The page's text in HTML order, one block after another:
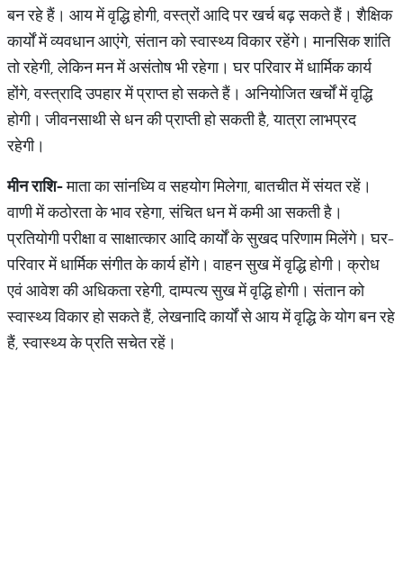
बन रहे हैं। आय में वृद्धि होगी, वस्त्रों आदि पर खर्च बढ़ सकते हैं। शैक्षिक
कार्यों में व्यवधान आएंगे, संतान को स्वास्थ्य विकार रहेंगे। मानसिक शांति
तो रहेगी, लेकिन मन में असंतोष भी रहेगा। घर परिवार में धार्मिक कार्य
होंगे, वस्त्रादि उपहार में प्राप्त हो सकते हैं। अनियोजित खर्चों में वृद्धि
होगी। जीवनसाथी से धन की प्राप्ती हो सकती है, यात्रा लाभप्रद
रहेगी।
मीनराशि-माता का सांनध्यि व सहयोग मिलेगा, बातचीत में संयत रहें।
वाणी में कठोरता के भाव रहेगा, संचित धन में कमी आ सकती है।
प्रतियोगी परीक्षा व साक्षात्कार आदि कार्यों के सुखद परिणाम मिलेंगे। घर-
परिवार में धार्मिक संगीत के कार्य होंगे। वाहन सुख में वृद्धि होगी। क्रोध
एवं आवेश की अधिकता रहेगी, दाम्पत्य सुख में वृद्धि होगी। संतान को
स्वास्थ्य विकार हो सकते हैं, लेखनादि कार्यों से आय में वृद्धि के योग बन रहे
हैं, स्वास्थ्य के प्रति सचेत रहें।